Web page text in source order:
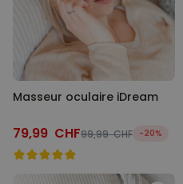
Masseur oculaire iDream
79,99 CHF99,99 CHF -20%